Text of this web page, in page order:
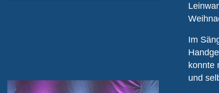
Im
konnte
und